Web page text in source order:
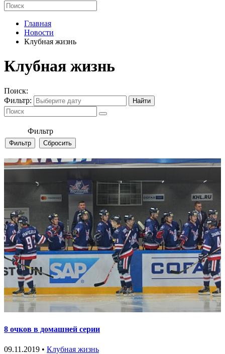
Главная
Новости
Клубная жизнь
Клубная жизнь
Поиск:
Фильтр:
Фильтр
8 очков в домашней серии
09.11.2019 • Клубная жизнь